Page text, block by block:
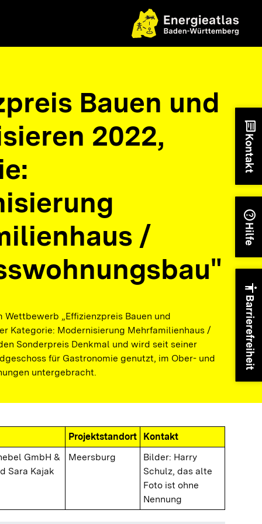
Bauen und
2022,
/
Wettbewerb „Effizienzpreis Bauen und
Kategorie: Modernisierung Mehrfamilienhaus /
Sonderpreis Denkmal und wird seit seiner
für Gastronomie genutzt, im Ober- und
untergebracht.
Projektstandort
Kontakt
GmbH &
Sara Kajak
Meersburg
Bilder: Harry
Schulz, das alte
Foto ist ohne
Nennung
chat
Kontakt
help
Hilfe
accessibility
Barrierefreiheit